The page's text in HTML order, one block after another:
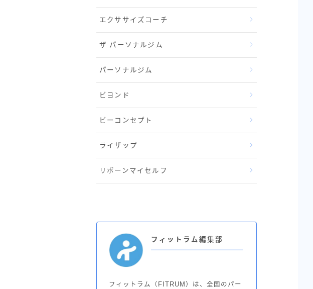
エクササイズコーチ
ザ パーソナルジム
パーソナルジム
ビヨンド
ビーコンセプト
ライザップ
リボーンマイセルフ
フィットラム編集部
フィットラム（FITRUM）は、全国のパー